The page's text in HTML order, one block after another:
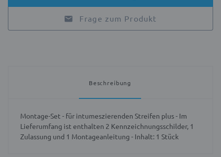
Frage zum Produkt
Beschreibung
Montage-Set - für intumeszierenden Streifen plus - Im
Lieferumfang ist enthalten 2 Kennzeichnungsschilder, 1
Zulassung und 1 Montageanleitung - Inhalt: 1 Stück